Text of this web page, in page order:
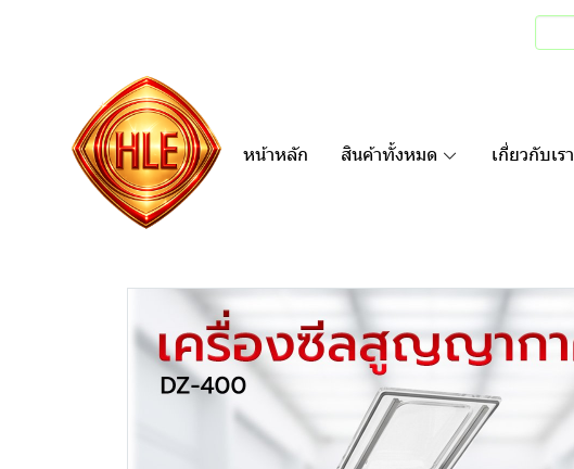
หน้าหลัก สินค้าทั้งหมด เกี่ยวกับเรา